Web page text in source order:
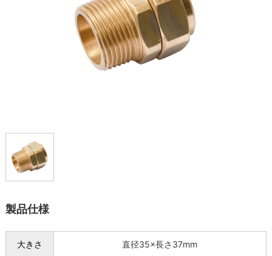
製品仕様
大きさ 直径35×長さ37mm